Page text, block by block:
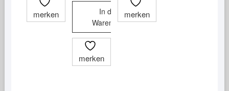
Produkt
weist
mehrere
merken
In den
Warenkorb
merken
merken